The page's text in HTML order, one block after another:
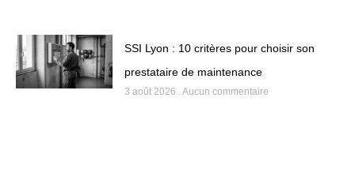
SSI Lyon : 10 critères pour choisir son
prestataire de maintenance
3 août 2026 Aucun commentaire